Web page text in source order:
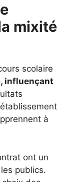
mixité
scolaire
influençant
à
ont un
publics.